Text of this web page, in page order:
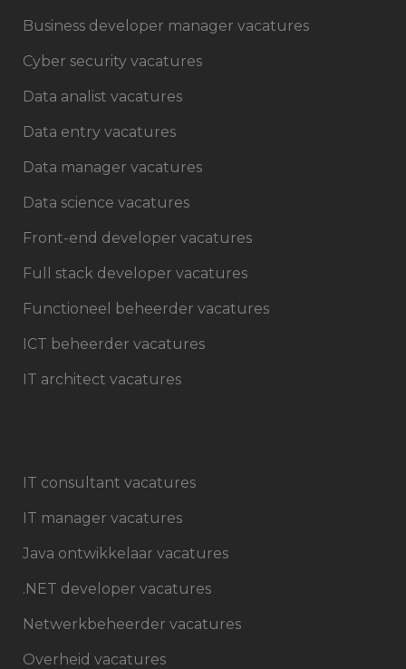
Business developer manager vacatures
Cyber security vacatures
Data analist vacatures
Data entry vacatures
Data manager vacatures
Data science vacatures
Front-end developer vacatures
Full stack developer vacatures
Functioneel beheerder vacatures
ICT beheerder vacatures
IT architect vacatures
IT consultant vacatures
IT manager vacatures
Java ontwikkelaar vacatures
.NET developer vacatures
Netwerkbeheerder vacatures
Overheid vacatures